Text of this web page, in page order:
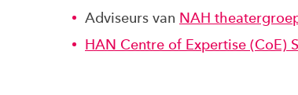
Adviseurs van NAH
HAN Centre of Expertise (CoE)